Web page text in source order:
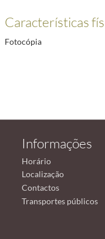
Características
Fotocópia
Informações
Horário
Localização
Contactos
Transportes públicos